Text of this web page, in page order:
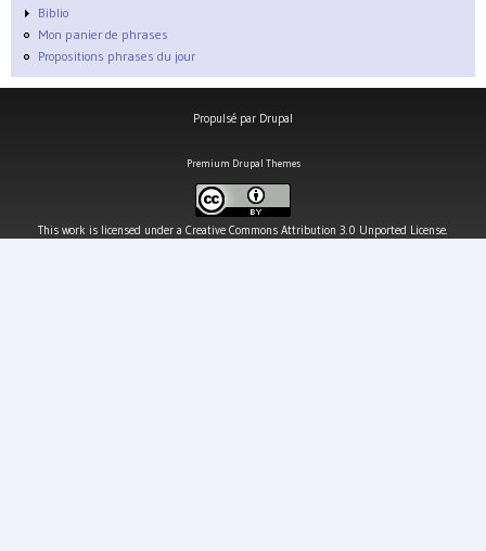
Biblio
Mon panier de phrases
Propositions phrases du jour
Propulsé par Drupal
Premium Drupal Themes
This work is licensed under a Creative Commons Attribution 3.0 Unported License.